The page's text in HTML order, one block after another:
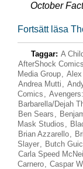
October
Fortsätt läsa
Taggar: A
AfterShock Comics
Media Group, Alex
Andrea Mutti ,
Comics ,
Barbarella/Dejah
Ben Sears ,
Mask Studios ,
Brian Azzarello,
Slayer, Butch
Carla Speed McNeil
Carnero, Caspar